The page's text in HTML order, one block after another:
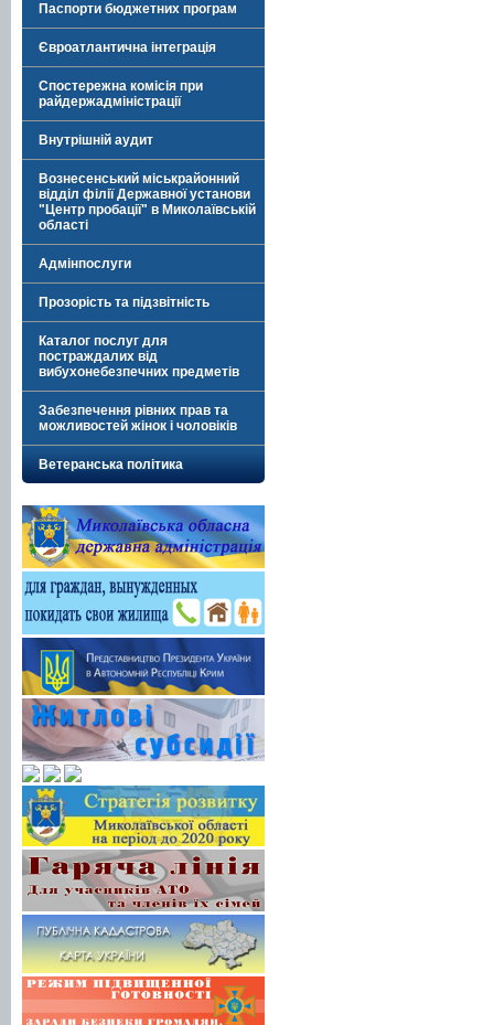
Паспорти бюджетних програм
Євроатлантична інтеграція
Спостережна комісія при
райдержадміністрації
Внутрішній аудит
Вознесенський міськрайонний
відділ філії Державної установи
"Центр пробації" в Миколаївській
області
Адмінпослуги
Прозорість та підзвітність
Каталог послуг для
постраждалих від
вибухонебезпечних предметів
Забезпечення рівних прав та
можливостей жінок і чоловіків
Ветеранська політика